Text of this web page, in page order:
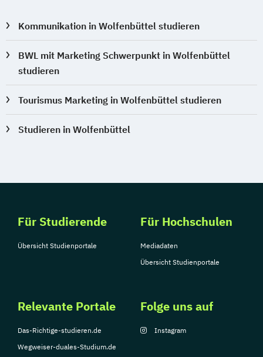
Kommunikation in Wolfenbüttel studieren
BWL mit Marketing Schwerpunkt in Wolfenbüttel
studieren
Tourismus Marketing in Wolfenbüttel studieren
Studieren in Wolfenbüttel
Für Studierende
Übersicht Studienportale
Für Hochschulen
Mediadaten
Übersicht Studienportale
Relevante Portale
Das-Richtige-studieren.de
Wegweiser-duales-Studium.de
Folge uns auf
Instagram